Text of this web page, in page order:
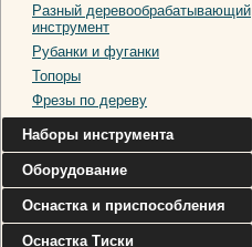
Разный деревообрабатывающий
инструмент
Рубанки и фуганки
Топоры
Фрезы по дереву
Наборы инструмента
Оборудование
Оснастка и приспособления
Оснастка Тиски